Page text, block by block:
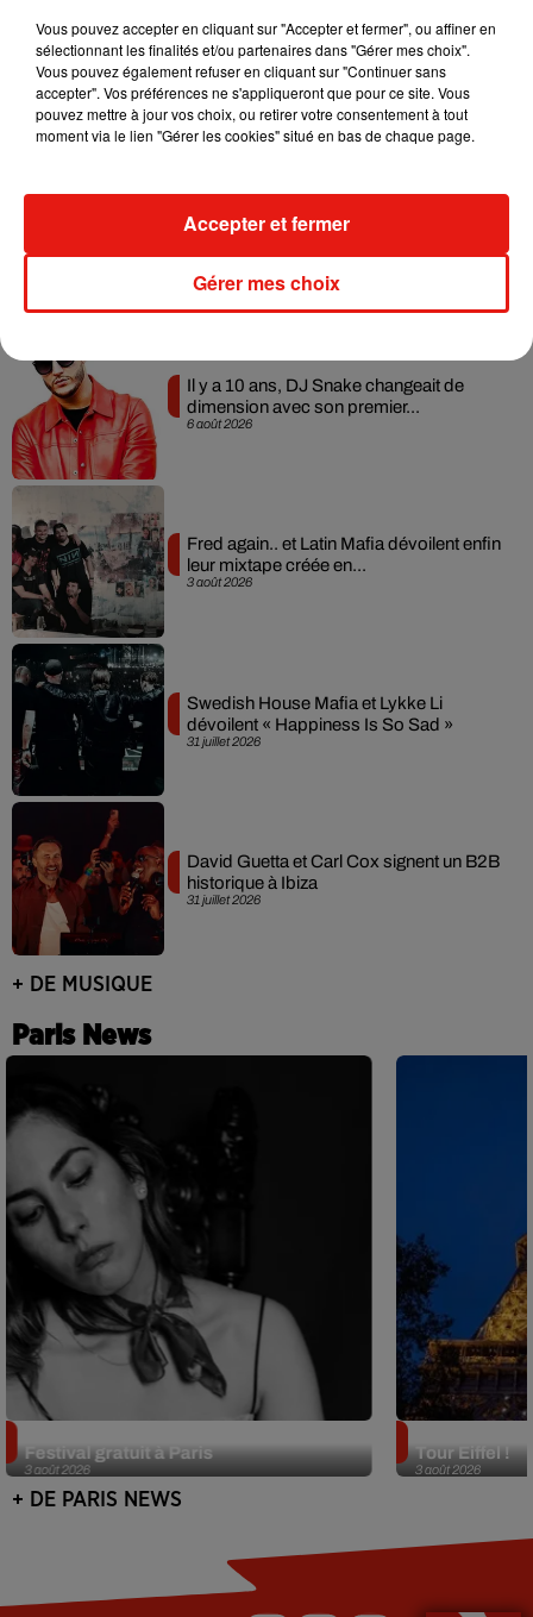
RÜFÜS DU SOL annonce un nouvel
album après sa tournée mondiale
Angèle et Amélie Lens dévoilent leur
6 août 2026
Il y a 10 ans, DJ Snake changeait de
dimension avec son premier...
3 août 2026
Fred again.. et Latin Mafia dévoilent enfin
leur mixtape créée en...
31 juillet 2026
Swedish House Mafia et Lykke Li
dévoilent « Happiness Is So Sad »
31 juillet 2026
David Guetta et Carl Cox signent un B2B
historique à Ibiza
+ DE MUSIQUE
Paris News
3 août 2026
Festival gratuit à Paris
3 août 2026
Tour Eiffel !
+ DE PARIS NEWS
Vous pouvez accepter en cliquant sur "Accepter et fermer", ou affiner en
sélectionnant les finalités et/ou partenaires dans "Gérer mes choix".
Vous pouvez également refuser en cliquant sur "Continuer sans
accepter". Vos préférences ne s'appliqueront que pour ce site. Vous
pouvez mettre à jour vos choix, ou retirer votre consentement à tout
moment via le lien "Gérer les cookies" situé en bas de chaque page.
Gérer mes choix
Accepter et fermer